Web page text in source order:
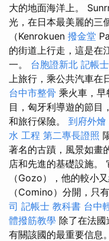
大的地面海洋上。
光，在日本最美麗的三
（Kenrokuen 撥金堂
的街道上行走，這是在
一。 台胞證新北 記帳
上旅行，乘公共汽車在
台中市整骨 乘火車，早
目，匈牙利導遊的節目
和旅行保險。 到府外燴
水 工程 第二專長證照
著名的古蹟，風景如畫
店和先進的基礎設施。
（Gozo），他的較小
（Comino）分開，只
司 記帳士 教科書 台中
體撥筋教學 除了在法
有關該國的最重要信息。